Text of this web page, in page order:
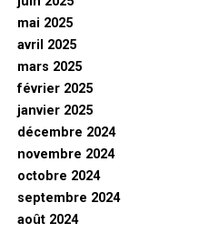
mai 2025
avril 2025
mars 2025
février 2025
janvier 2025
décembre 2024
novembre 2024
octobre 2024
septembre 2024
août 2024